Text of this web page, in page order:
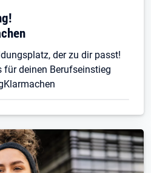
der zu dir passt!
für deinen Berufseinstieg